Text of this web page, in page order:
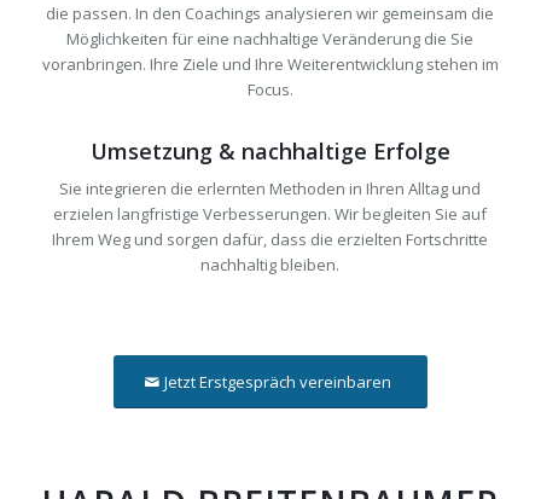
die passen. In den Coachings analysieren wir gemeinsam die
Möglichkeiten für eine nachhaltige Veränderung die Sie
voranbringen. Ihre Ziele und Ihre Weiterentwicklung stehen im
Focus.
Umsetzung & nachhaltige Erfolge
Sie integrieren die erlernten Methoden in Ihren Alltag und
erzielen langfristige Verbesserungen. Wir begleiten Sie auf
Ihrem Weg und sorgen dafür, dass die erzielten Fortschritte
nachhaltig bleiben.
Jetzt Erstgespräch vereinbaren